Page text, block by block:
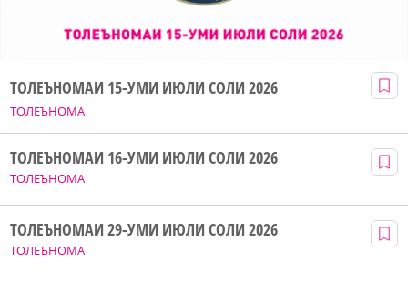
ТОЛЕЪНОМА
ТОЛЕЪНОМАИ 15-УМИ ИЮЛИ СОЛИ 2026
ТОЛЕЪНОМА
ТОЛЕЪНОМАИ 16-УМИ ИЮЛИ СОЛИ 2026
ТОЛЕЪНОМА
ТОЛЕЪНОМАИ 29-УМИ ИЮЛИ СОЛИ 2026